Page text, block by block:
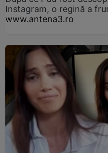
Instagram, o regină a
www.antena3.ro